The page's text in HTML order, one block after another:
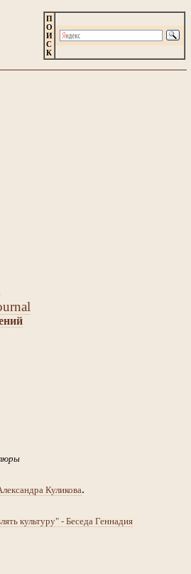
П
О
И
С
К
Куликова.
культуру" - Беседа Геннадия